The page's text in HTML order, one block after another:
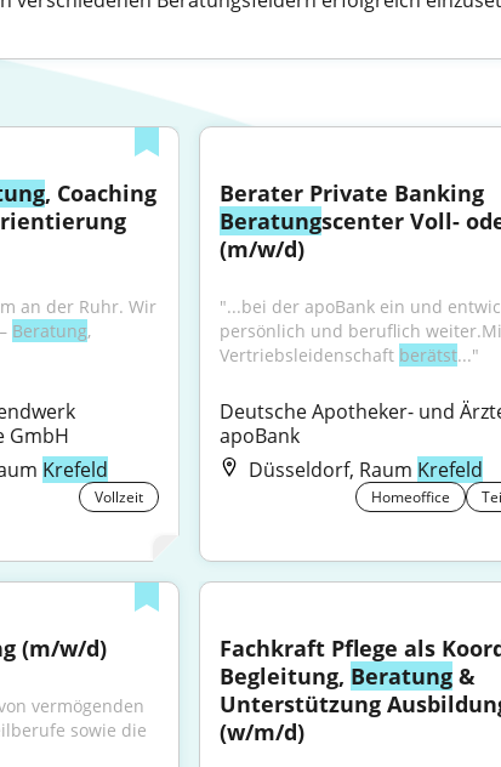
, Coaching
an der Ruhr. Wir
Beratung,
GmbH
Krefeld
Vollzeit
Berater Private Banking
Beratungscenter Voll-
(m/w/d)
"...bei der apoBank ein und
persönlich und beruflich
Vertriebsleidenschaft berätst..."
Deutsche Apotheker- und
apoBank
Düsseldorf, Raum Krefeld
Homeoffice
(m/w/d)
vermögenden
sowie die
Fachkraft Pflege als
Begleitung, Beratung &
Unterstützung
(w/m/d)